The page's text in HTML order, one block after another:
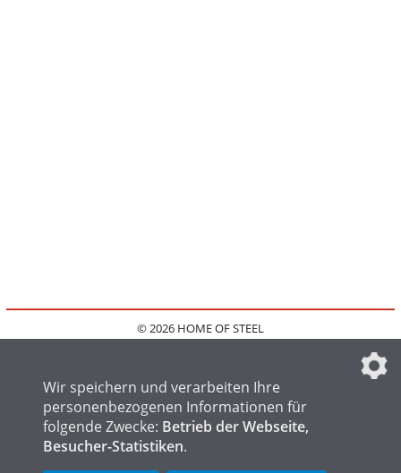
© 2026 HOME OF STEEL
IMPRESSUM
FAQ
DATENSCHUTZEINSTELLUNGEN
Wir speichern und verarbeiten Ihre
personenbezogenen Informationen für
folgende Zwecke: Betrieb der Webseite,
Besucher-Statistiken.